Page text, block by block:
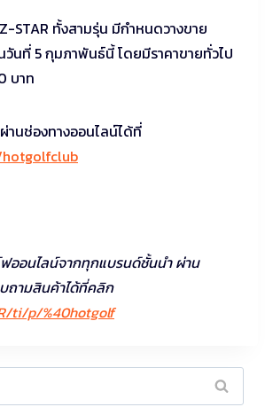
STAR ทั้งสามรุ่น มีกำหนดวางขาย
วันที่ 5 กุมภาพันธ์นี้ โดยมีราคาขายทั่วไป
บาท
นช่องทางออนไลน์ได้ที่
ออนไลน์จากทุกแบรนด์ชั้นนำ ผ่าน
ถามสินค้าได้ที่คลิก
ti/p/%40hotgolf